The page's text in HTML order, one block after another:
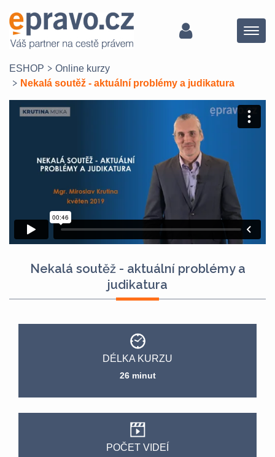
Menu
ESHOP
Online kurzy
Nekalá soutěž - aktuální problémy a judikatura
Nekalá soutěž - aktuální problémy a
judikatura
DÉLKA KURZU
26 minut
POČET VIDEÍ